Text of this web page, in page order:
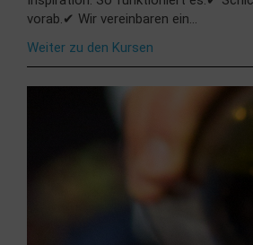
vorab.✔ Wir vereinbaren ein...
Weiter zu den Kursen